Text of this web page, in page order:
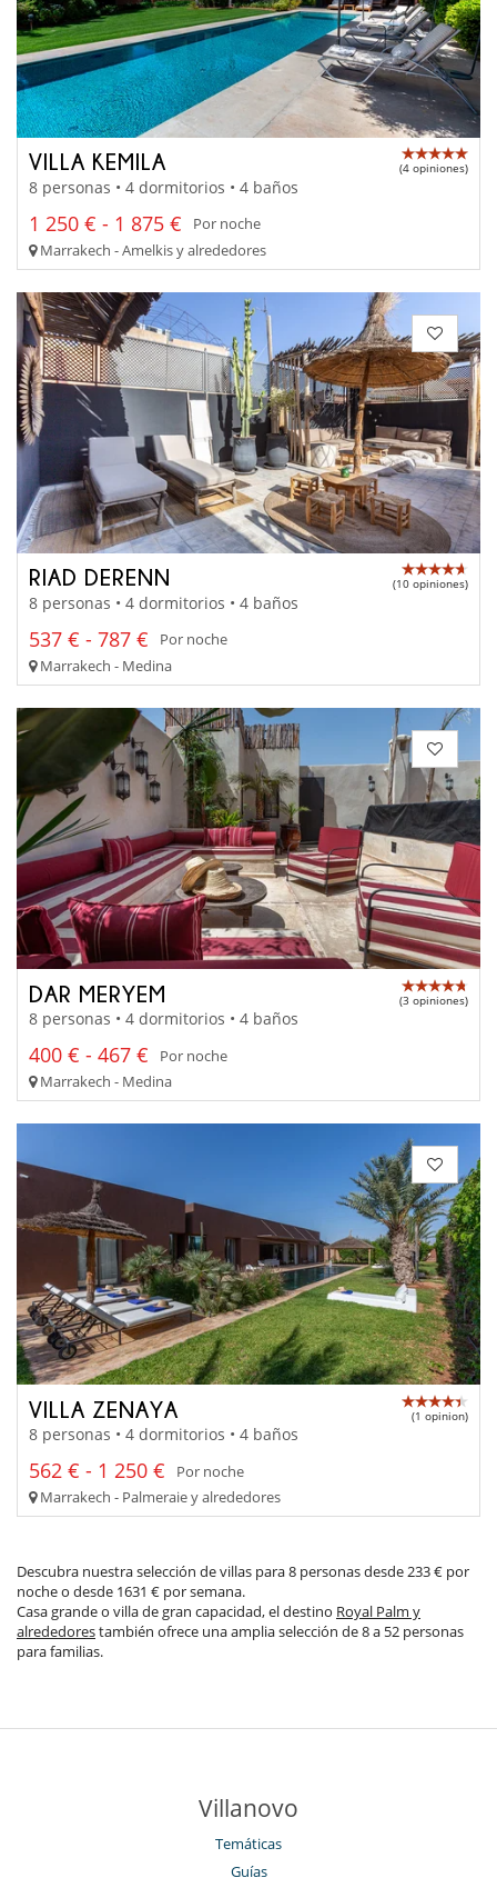
VILLA KEMILA (4 opiniones)
8 personas • 4 dormitorios • 4 baños
1 250 € - 1 875 €
Por noche
Marrakech - Amelkis y alrededores
RIAD DERENN (10 opiniones)
8 personas • 4 dormitorios • 4 baños
537 € - 787 €
Por noche
Marrakech - Medina
DAR MERYEM (3 opiniones)
8 personas • 4 dormitorios • 4 baños
400 € - 467 €
Por noche
Marrakech - Medina
VILLA ZENAYA (1 opinion)
8 personas • 4 dormitorios • 4 baños
562 € - 1 250 €
Por noche
Marrakech - Palmeraie y alrededores
Descubra nuestra selección de villas para 8 personas desde 233 € por
noche o desde 1631 € por semana.
Casa grande o villa de gran capacidad, el destino Royal Palm y
alrededorestambién ofrece una amplia selección de 8 a 52 personas
para familias.
Villanovo
Temáticas
Guías